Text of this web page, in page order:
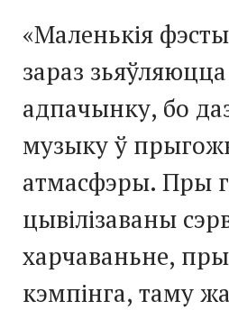
«Маленькія
зараз
адпачынку, бо
музыку ў
атмасфэры. Пры
цывілізаваны
харчаваньне,
кэмпінга, таму